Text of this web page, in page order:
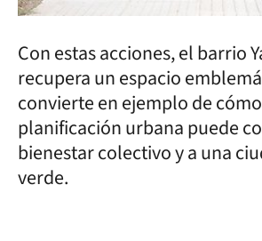
Con estas acciones, el barrio
recupera un espacio
convierte en ejemplo de
planificación urbana puede
bienestar colectivo y a una
verde.